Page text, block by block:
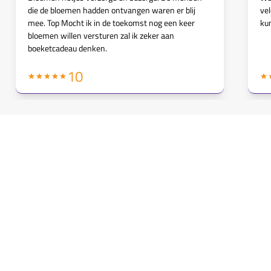
die de bloemen hadden ontvangen waren er blij
mee. Top Mocht ik in de toekomst nog een keer
bloemen willen versturen zal ik zeker aan
boeketcadeau denken.
10